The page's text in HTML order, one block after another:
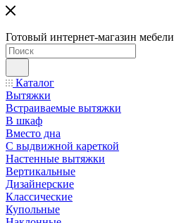
Готовый интернет-магазин мебели
Каталог
Вытяжки
Встраиваемые вытяжки
В шкаф
Вместо дна
С выдвижной кареткой
Настенные вытяжки
Вертикальные
Дизайнерские
Классические
Купольные